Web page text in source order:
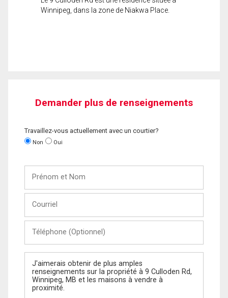
Winnipeg, dans la zone de Niakwa Place.
Demander plus de renseignements
Travaillez-vous actuellement avec un courtier?
Non Oui
Nom
(Optionnel)
Message